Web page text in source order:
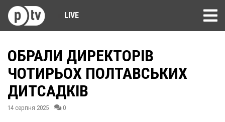
LIVE
ОБРАЛИ ДИРЕКТОРІВ
ЧОТИРЬОХ ПОЛТАВСЬКИХ
ДИТСАДКІВ
14 серпня 2025 0